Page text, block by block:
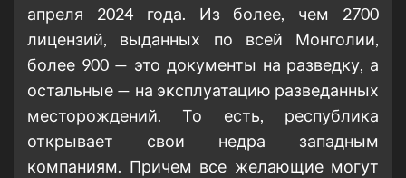
апреля 2024 года. Из более, чем 2700
лицензий, выданных по всей Монголии,
более 900 — это документы на разведку, а
остальные — на эксплуатацию разведанных
месторождений. То есть, республика
открывает свои недра западным
компаниям. Причем все желающие могут